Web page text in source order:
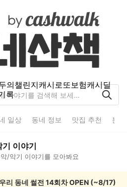
의챌린지캐시로또보험캐시딜
록
일상 동네 정보 맛집 추천 분
이야기
/악기 이야기를 모아봐요
리 동네 썰전 14회차 OPEN (~8/17)